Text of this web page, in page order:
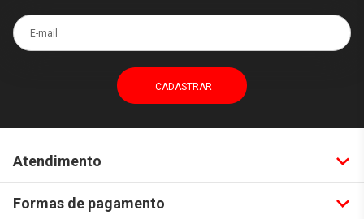
E-mail
Atendimento
Formas de pagamento